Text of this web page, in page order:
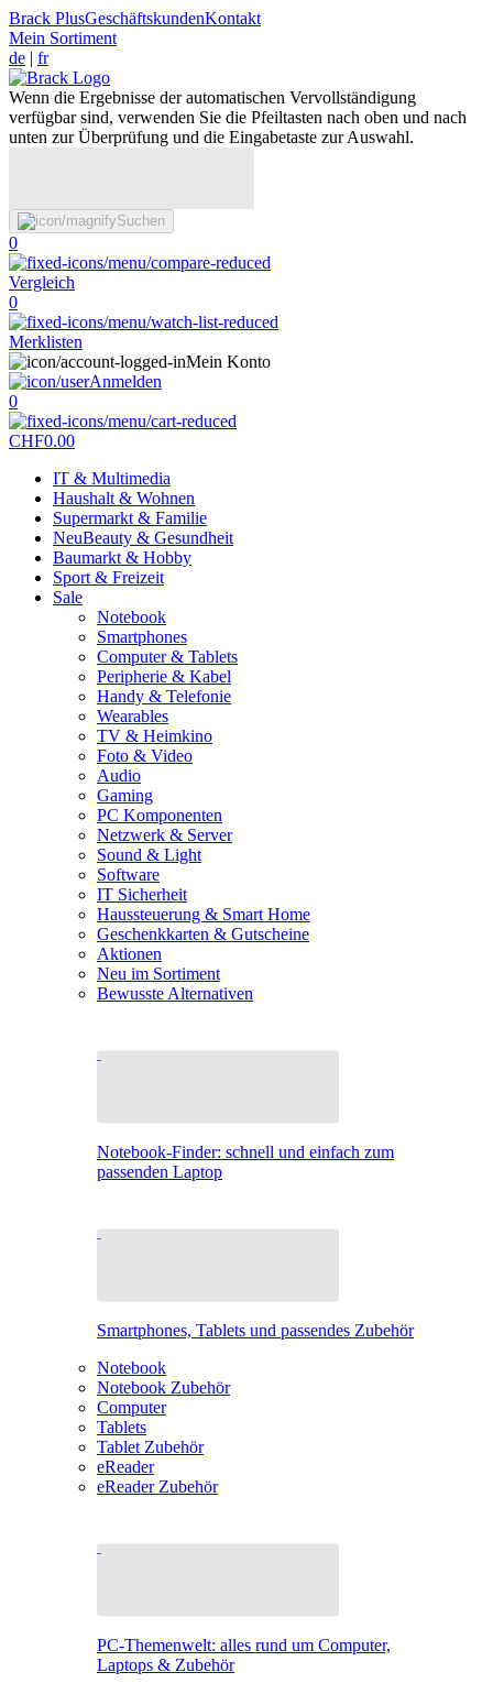
Brack PlusGeschäftskundenKontakt
Mein Sortiment
de | fr
Wenn die Ergebnisse der automatischen Vervollständigung
verfügbar sind, verwenden Sie die Pfeiltasten nach oben und nach
unten zur Überprüfung und die Eingabetaste zur Auswahl.
Suchen
0
Vergleich
0
Merklisten
Mein Konto
Anmelden
0
CHF0.00
IT & Multimedia
Haushalt & Wohnen
Supermarkt & Familie
NeuBeauty & Gesundheit
Baumarkt & Hobby
Sport & Freizeit
Sale
Notebook
Smartphones
Computer & Tablets
Peripherie & Kabel
Handy & Telefonie
Wearables
TV & Heimkino
Foto & Video
Audio
Gaming
PC Komponenten
Netzwerk & Server
Sound & Light
Software
IT Sicherheit
Haussteuerung & Smart Home
Geschenkkarten & Gutscheine
Aktionen
Neu im Sortiment
Bewusste Alternativen
Notebook-Finder: schnell und einfach zum
passenden Laptop
Smartphones, Tablets und passendes Zubehör
Notebook
Notebook Zubehör
Computer
Tablets
Tablet Zubehör
eReader
eReader Zubehör
PC-Themenwelt: alles rund um Computer,
Laptops & Zubehör